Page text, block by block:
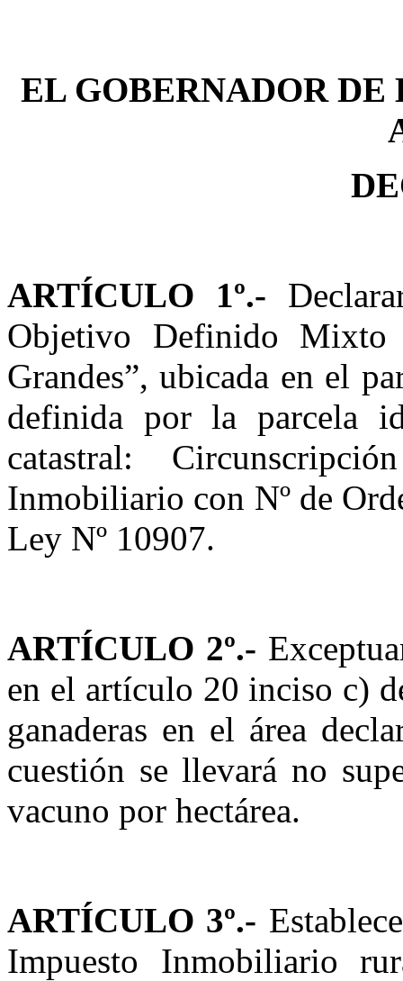
EL GOBERNADOR DE
ARTÍCULO 1º.-
Objetivo Definido Mixto
Grandes”, ubicada en el
definida por la parcela
catastral:
Inmobiliario con Nº de
Ley Nº 10907.
ARTÍCULO 2º.-
en el artículo 20 inciso c)
ganaderas en el área
cuestión se llevará no
vacuno por hectárea.
ARTÍCULO 3º.-
Impuesto Inmobiliario